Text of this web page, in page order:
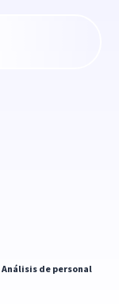
Análisis de personal